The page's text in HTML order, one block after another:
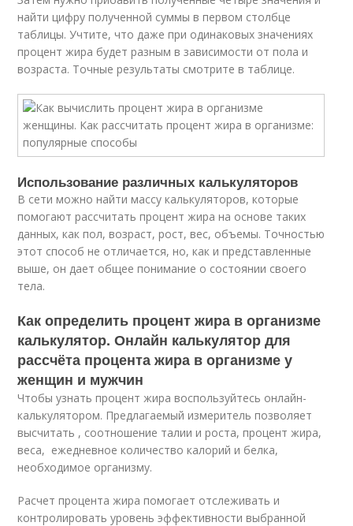
найти цифру полученной суммы в первом столбце
таблицы. Учтите, что даже при одинаковых значениях
процент жира будет разным в зависимости от пола и
возраста. Точные результаты смотрите в таблице.
Использование различных калькуляторов
В сети можно найти массу калькуляторов, которые
помогают рассчитать процент жира на основе таких
данных, как пол, возраст, рост, вес, объемы. Точностью
этот способ не отличается, но, как и представленные
выше, он дает общее понимание о состоянии своего
тела.
Как определить процент жира в организме
калькулятор. Онлайн калькулятор для
рассчёта процента жира в организме у
женщин и мужчин
Чтобы узнать процент жира воспользуйтесь онлайн-
калькулятором. Предлагаемый измеритель позволяет
высчитать , соотношение талии и роста, процент жира,
веса, ежедневное количество калорий и белка,
необходимое организму.
Расчет процента жира помогает отслеживать и
контролировать уровень эффективности выбранной